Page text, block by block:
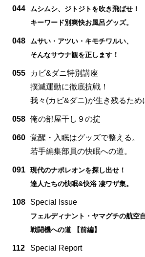
044
ムシムシ、ジトジトを吹き飛ばせ！
キーワード別爽快お風呂グッズ。
048
ムサい・アツい・キモチワルい、
そんなサウナ観を正します！
055
カビ&ダニ特別講座
撲滅運動に徹底抗戦！
我々(カビ&ダニ)が生き残るため
058 俺の部屋干し９の掟
060 覚醒・入眠はグッズで整える。
若手編集部員の快眠への道。
091
現代のナポレオンを探し出せ！
達人たちの快眠&快浴 凄ワザ集。
108 Special Issue
フェルディナント・ヤマグチの航空
戦闘機への道 【前編】
112 Special Report